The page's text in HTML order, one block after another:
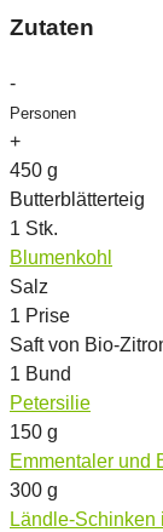
Zutaten
-
Personen
+
450 g
Butterblätterteig
1 Stk.
Blumenkohl
Salz
1 Prise
Saft von Bio-
1 Bund
Petersilie
150 g
Emmentaler und
300 g
Ländle-